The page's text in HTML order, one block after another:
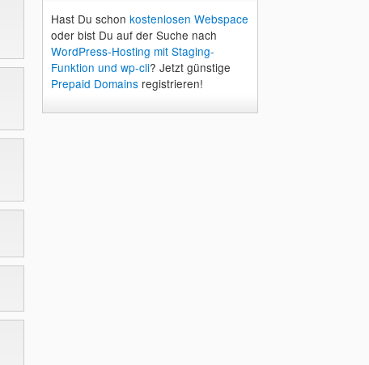
Hast Du schon kostenlosen Webspace
oder bist Du auf der Suche nach
WordPress-Hosting mit Staging-
Funktion und wp-cli? Jetzt günstige
Prepaid Domainsregistrieren!